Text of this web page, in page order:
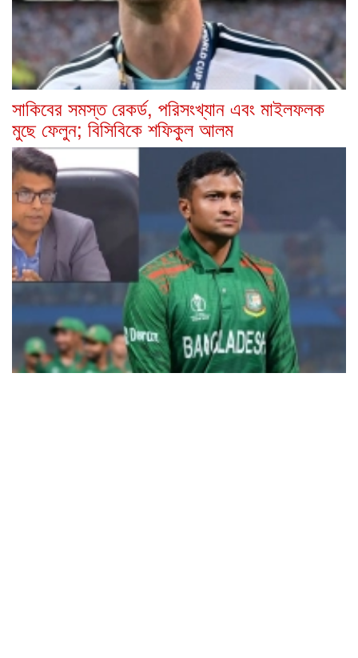
সাকিবের সমস্ত রেকর্ড, পরিসংখ্যান এবং মাইলফলক
মুছে ফেলুন; বিসিবিকে শফিকুল আলম